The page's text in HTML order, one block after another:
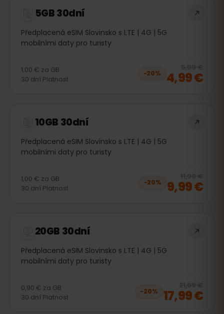
5GB 30dní
Předplacená eSIM Slovinsko s LTE | 4G | 5G
mobilními daty pro turisty
1,00 € za GB
30 dní Platnost
−20%
5,99 €
4,99 €
10GB 30dní
Předplacená eSIM Slovinsko s LTE | 4G | 5G
mobilními daty pro turisty
1,00 € za GB
30 dní Platnost
−20%
11,99 €
9,99 €
20GB 30dní
Předplacená eSIM Slovinsko s LTE | 4G | 5G
mobilními daty pro turisty
0,90 € za GB
30 dní Platnost
−20%
21,99 €
17,99 €